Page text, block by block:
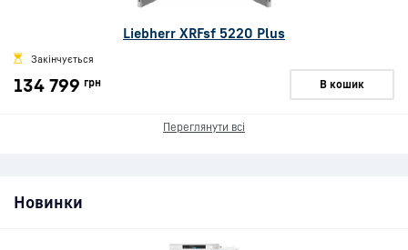
Liebherr XRFsf 5220 Plus
Закінчується
134 799 грн В кошик
Переглянути всі
Новинки